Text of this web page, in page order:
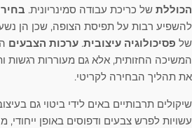
הכוללת של כריכת עבודה סמינריונית.
להשפיע רבות על תפיסת הצופה, שכן הן
של פסיכולוגיה עיצובית. ערכות הצבעים
המשיכה החזותית, אלא גם מעוררות רגשות
את תהליך הבחירה לקריטי.
שיקולים תרבותיים באים לידי ביטוי גם
עשויות לפרש צבעים ודפוסים באופן